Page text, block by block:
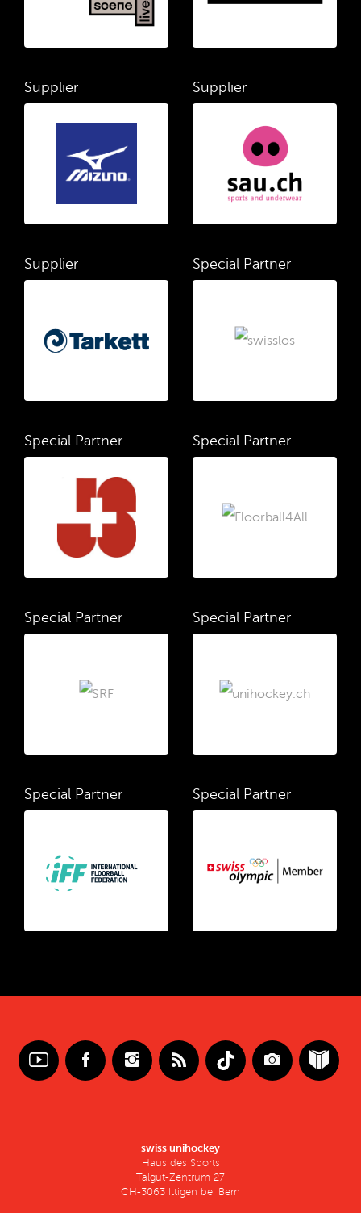
Supplier Supplier
Supplier Special Partner
Special Partner Special Partner
Special Partner Special Partner
Special Partner Special Partner
swiss unihockey
Haus des Sports
Talgut-Zentrum 27
CH-3063 Ittigen bei Bern